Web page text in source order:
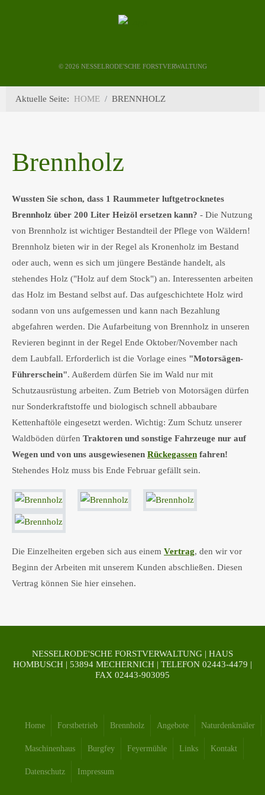
© 2026 NESSELRODE'SCHE FORSTVERWALTUNG
Aktuelle Seite: HOME BRENNHOLZ
Brennholz
Wussten Sie schon, dass 1 Raummeter luftgetrocknetes
Brennholz über 200 Liter Heizöl ersetzen kann? - Die Nutzung
von Brennholz ist wichtiger Bestandteil der Pflege von Wäldern!
Brennholz bieten wir in der Regel als Kronenholz im Bestand
oder auch, wenn es sich um jüngere Bestände handelt, als
stehendes Holz ("Holz auf dem Stock") an. Interessenten arbeiten
das Holz im Bestand selbst auf. Das aufgeschichtete Holz wird
sodann von uns aufgemessen und kann nach Bezahlung
abgefahren werden. Die Aufarbeitung von Brennholz in unseren
Revieren beginnt in der Regel Ende Oktober/November nach
dem Laubfall. Erforderlich ist die Vorlage eines "Motorsägen-
Führerschein". Außerdem dürfen Sie im Wald nur mit
Schutzausrüstung arbeiten. Zum Betrieb von Motorsägen dürfen
nur Sonderkraftstoffe und biologisch schnell abbaubare
Kettenhaftöle eingesetzt werden. Wichtig: Zum Schutz unserer
Waldböden dürfen Traktoren und sonstige Fahrzeuge nur auf
Wegen und von uns ausgewiesenen Rückegassen fahren!
Stehendes Holz muss bis Ende Februar gefällt sein.
Die Einzelheiten ergeben sich aus einem Vertrag, den wir vor
Beginn der Arbeiten mit unserem Kunden abschließen. Diesen
Vertrag können Sie hier einsehen.
NESSELRODE'SCHE FORSTVERWALTUNG | HAUS
HOMBUSCH | 53894 MECHERNICH | TELEFON 02443-4479 |
FAX 02443-903095
Home Forstbetrieb Brennholz Angebote Naturdenkmäler
Maschinenhaus Burgfey Feyermühle Links Kontakt
Datenschutz Impressum